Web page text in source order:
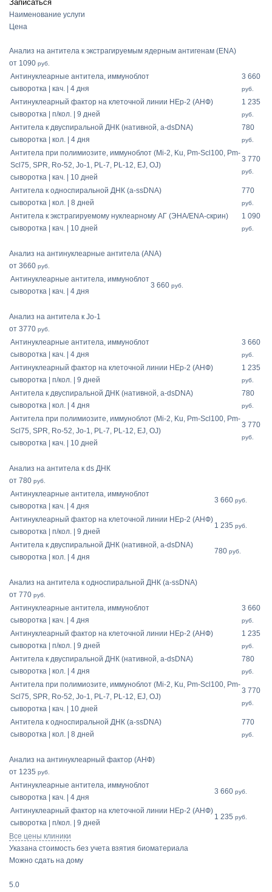
Записаться
Наименование услуги
Цена
Анализ на антитела к экстрагируемым ядерным антигенам (ENA)
от 1090 руб.
Антинуклеарные антитела, иммуноблот
сыворотка | кач. | 4 дня
3 660
руб.
Антинуклеарный фактор на клеточной линии HEp-2 (АНФ)
сыворотка | п/кол. | 9 дней
1 235
руб.
Антитела к двуспиральной ДНК (нативной, a-dsDNA)
сыворотка | кол. | 4 дня
780
руб.
Антитела при полимиозите, иммуноблот (Mi-2, Ku, Pm-Scl100, Pm-
Scl75, SPR, Ro-52, Jo-1, PL-7, PL-12, EJ, OJ)
сыворотка | кач. | 10 дней
3 770
руб.
Антитела к односпиральной ДНК (a-ssDNА)
сыворотка | кол. | 8 дней
770
руб.
Антитела к экстрагируемому нуклеарному АГ (ЭНА/ENA-скрин)
сыворотка | кач. | 10 дней
1 090
руб.
Анализ на антинуклеарные антитела (ANA)
от 3660 руб.
Антинуклеарные антитела, иммуноблот
сыворотка | кач. | 4 дня
3 660 руб.
Анализ на антитела к Jo-1
от 3770 руб.
Антинуклеарные антитела, иммуноблот
сыворотка | кач. | 4 дня
3 660
руб.
Антинуклеарный фактор на клеточной линии HEp-2 (АНФ)
сыворотка | п/кол. | 9 дней
1 235
руб.
Антитела к двуспиральной ДНК (нативной, a-dsDNA)
сыворотка | кол. | 4 дня
780
руб.
Антитела при полимиозите, иммуноблот (Mi-2, Ku, Pm-Scl100, Pm-
Scl75, SPR, Ro-52, Jo-1, PL-7, PL-12, EJ, OJ)
сыворотка | кач. | 10 дней
3 770
руб.
Анализ на антитела к ds ДНК
от 780 руб.
Антинуклеарные антитела, иммуноблот
сыворотка | кач. | 4 дня
3 660 руб.
Антинуклеарный фактор на клеточной линии HEp-2 (АНФ)
сыворотка | п/кол. | 9 дней
1 235 руб.
Антитела к двуспиральной ДНК (нативной, a-dsDNA)
сыворотка | кол. | 4 дня
780 руб.
Анализ на антитела к односпиральной ДНК (a-ssDNA)
от 770 руб.
Антинуклеарные антитела, иммуноблот
сыворотка | кач. | 4 дня
3 660
руб.
Антинуклеарный фактор на клеточной линии HEp-2 (АНФ)
сыворотка | п/кол. | 9 дней
1 235
руб.
Антитела к двуспиральной ДНК (нативной, a-dsDNA)
сыворотка | кол. | 4 дня
780
руб.
Антитела при полимиозите, иммуноблот (Mi-2, Ku, Pm-Scl100, Pm-
Scl75, SPR, Ro-52, Jo-1, PL-7, PL-12, EJ, OJ)
сыворотка | кач. | 10 дней
3 770
руб.
Антитела к односпиральной ДНК (a-ssDNА)
сыворотка | кол. | 8 дней
770
руб.
Анализ на антинуклеарный фактор (АНФ)
от 1235 руб.
Антинуклеарные антитела, иммуноблот
сыворотка | кач. | 4 дня
3 660 руб.
Антинуклеарный фактор на клеточной линии HEp-2 (АНФ)
сыворотка | п/кол. | 9 дней
1 235 руб.
Все цены клиники
Указана стоимость без учета взятия биоматериала
Можно сдать на дому
5.0